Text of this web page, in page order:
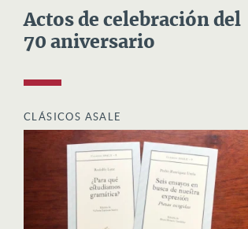
Actos de celebración del
70 aniversario
CLÁSICOS ASALE